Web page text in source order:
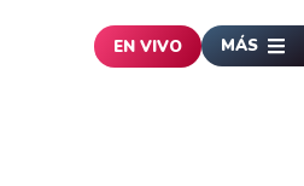
EN VIVO MÁS